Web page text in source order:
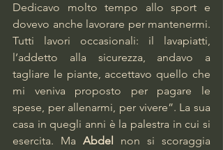
Dedicavo molto tempo allo sport e
dovevo anche lavorare per mantenermi.
Tutti lavori occasionali: il lavapiatti,
l’addetto alla sicurezza, andavo a
tagliare le piante, accettavo quello che
mi veniva proposto per pagare le
spese, per allenarmi, per vivere”. La sua
casa in quegli anni è la palestra in cui si
esercita. Ma Abdel non si scoraggia